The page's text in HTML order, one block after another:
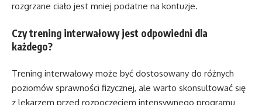
rozgrzane ciało jest mniej podatne na kontuzje.
Czy trening interwałowy jest odpowiedni dla
każdego?
Trening interwałowy może być dostosowany do różnych
poziomów sprawności fizycznej, ale warto skonsultować się
z lekarzem przed rozpoczęciem intensywnego programu